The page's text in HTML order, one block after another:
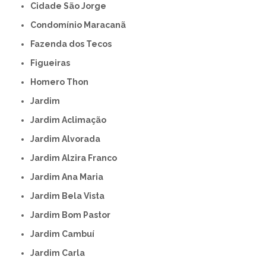
Cidade São Jorge
Condomínio Maracanã
Fazenda dos Tecos
Figueiras
Homero Thon
Jardim
Jardim Aclimação
Jardim Alvorada
Jardim Alzira Franco
Jardim Ana Maria
Jardim Bela Vista
Jardim Bom Pastor
Jardim Cambuí
Jardim Carla